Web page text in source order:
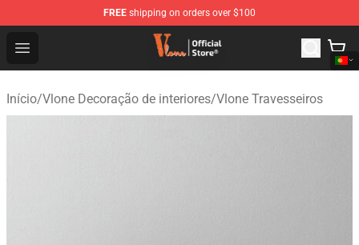
FREE shipping on orders over $100
Open menu
Vlone Shop - Official Vlone Merchandise Store
Início/Vlone Decoração de interiores/Vlone Travesseiros